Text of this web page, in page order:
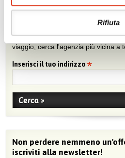
Rifiuta
Trova l'agenzia più vicina
Sei interessato ai nostri tour? Fatti
viaggio, cerca l'agenzia più vicina a
Inserisci il tuo indirizzo
Non perdere nemmeno
iscriviti alla newsletter!